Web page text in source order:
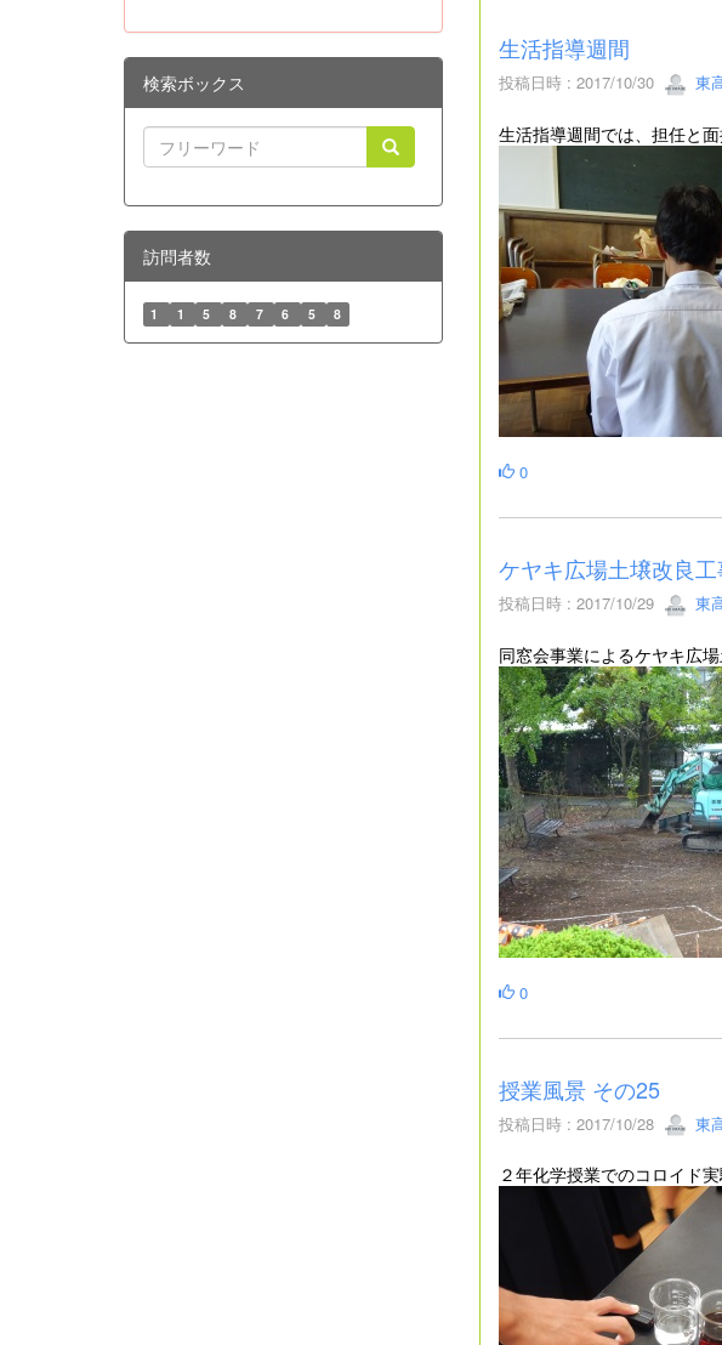
生活指導週間
投稿日時 : 2017/10/30 東
生活指導週間では、担任と
0
ケヤキ広場土壌改良
投稿日時 : 2017/10/29 東
同窓会事業によるケヤキ広
0
授業風景 その25
投稿日時 : 2017/10/28 東
２年化学授業でのコロイド実
検索ボックス
訪問者数
1 1 5 8 7 6 5 8